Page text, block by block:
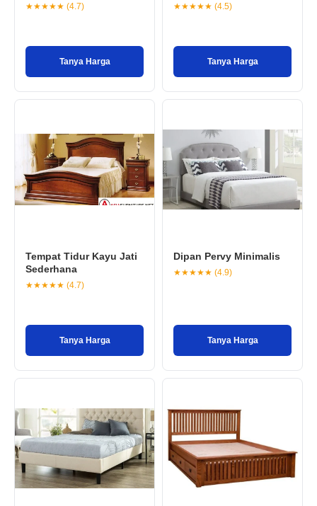
★★★★★ (4.7)
Tanya Harga
★★★★★ (4.5)
Tanya Harga
Tempat Tidur Kayu Jati
Sederhana
★★★★★ (4.7)
Tanya Harga
Dipan Pervy Minimalis
★★★★★ (4.9)
Tanya Harga